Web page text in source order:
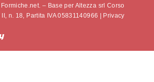
– Base per Altezza srl Corso
n. 18, Partita IVA 05831140966 | Privacy